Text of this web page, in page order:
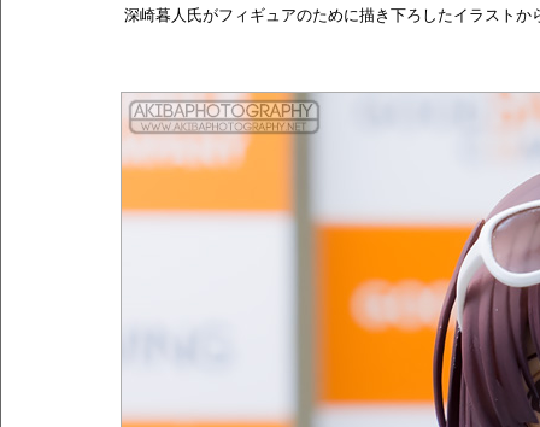
深崎暮人氏がフィギュアのために描き下ろしたイラストか